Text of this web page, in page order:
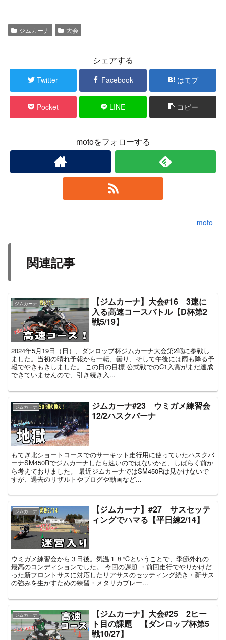
ジムカーナ 大会
シェアする
Twitter Facebook はてブ
Pocket LINE コピー
motoをフォローする
moto
関連記事
ジムカーナ
【ジムカーナ】大会#16 3速に
入る高速コースバトル【D杯第2
戦5/19】
2024年5月19日（日）、ダンロップ杯ジムカーナ大会第2戦に参戦し
ました。当初の晴れ予報から一転、曇り、そして午後には雨も降る予
報でやきもきしました。 この日の目標 公式戦でのC1入賞がまだ達成
できていませんので、引き続き入...
ジムカーナ
ジムカーナ#23 ウミガメ練習会
12/2ハスクバーナ
もてぎ北ショートコースでのサーキット走行用に使っていたハスクバ
ーナSM450Rでジムカーナしたら速いのではないかと、しばらく前か
ら考えておりました。 最近ジムカーナではSM450Rは見かけないで
すが、過去のリザルトやブログや動画など...
ジムカーナ
【ジムカーナ】#27 サスセッテ
ィングでハマる【平日練2/14】
ウミガメ練習会から３日後。気温１８℃ということで、季節外れの
最高のコンディションでした。 今回の課題 ・前回走行でやりかけだ
った新フロントサスに対応したリアサスのセッティング続き・新サス
の強みを生かすための練習・メタリカブレー...
ジムカーナ
【ジムカーナ】大会#25 2ヒー
ト目の課題 【ダンロップ杯第5
戦10/27】